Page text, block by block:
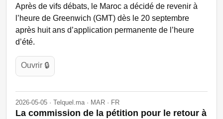
Après de vifs débats, le Maroc a décidé de revenir à
l’heure de Greenwich (GMT) dès le 20 septembre
après huit ans d’application permanente de l’heure
d’été.
Ouvrir 🔒
2026-05-05 · Telquel.ma · MAR · FR
La commission de la pétition pour le retour à